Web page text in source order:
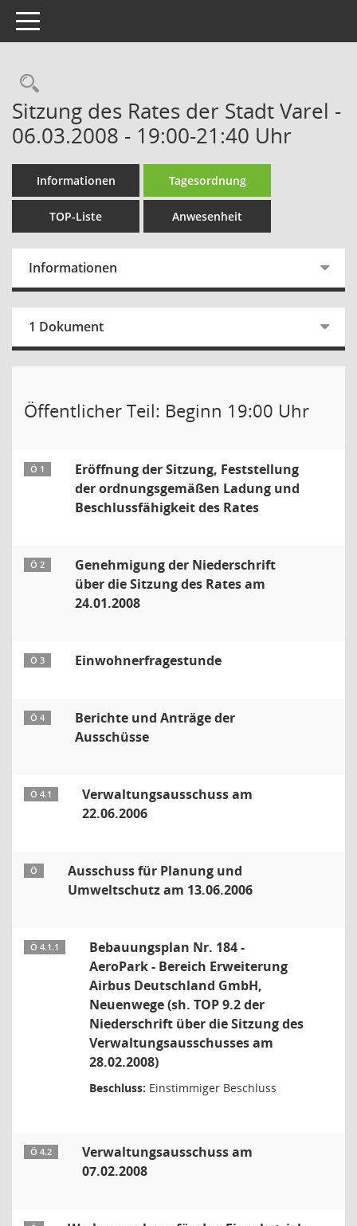
Toggle navigation
Rechercheauswahl
Sitzung des Rates der Stadt Varel -
06.03.2008 - 19:00-21:40 Uhr
Informationen Tagesordnung
TOP-Liste Anwesenheit
Informationen
1 Dokument
Öffentlicher Teil: Beginn 19:00 Uhr
Ö 1
Eröffnung der Sitzung, Feststellung
der ordnungsgemäßen Ladung und
Beschlussfähigkeit des Rates
Ö 2
Genehmigung der Niederschrift
über die Sitzung des Rates am
24.01.2008
Ö 3 Einwohnerfragestunde
Ö 4
Berichte und Anträge der
Ausschüsse
Ö 4.1
Verwaltungsausschuss am
22.06.2006
Ö
Ausschuss für Planung und
Umweltschutz am 13.06.2006
Ö 4.1.1
Bebauungsplan Nr. 184 -
AeroPark - Bereich Erweiterung
Airbus Deutschland GmbH,
Neuenwege (sh. TOP 9.2 der
Niederschrift über die Sitzung des
Verwaltungsausschusses am
28.02.2008)
Beschluss: Einstimmiger Beschluss
Ö 4.2
Verwaltungsausschuss am
07.02.2008